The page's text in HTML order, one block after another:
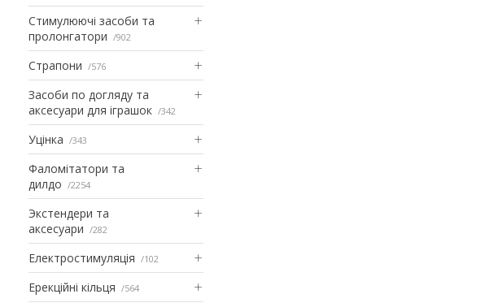
Стимулюючі засоби та
пролонгатори
902
Страпони 576
Засоби по догляду та
аксесуари для іграшок
342
Уцінка 343
Фаломітатори та
дилдо
2254
Экстендери та
аксесуари
282
Електростимуляція 102
Ерекційні кільця 564